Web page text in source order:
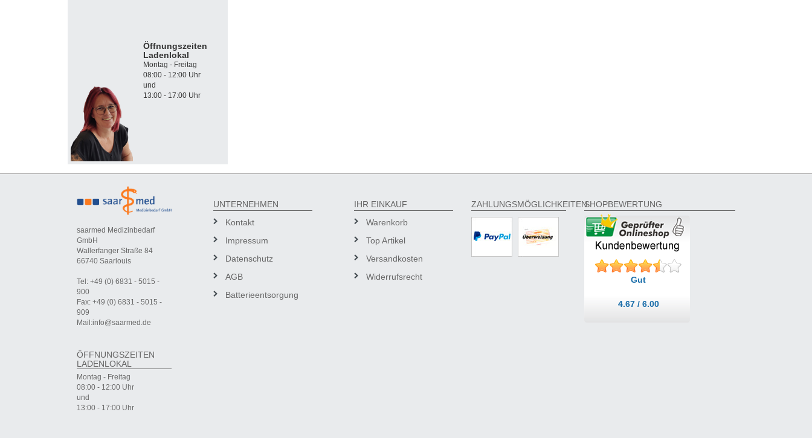
Öffnungszeiten
Ladenlokal
Montag - Freitag
08:00 - 12:00 Uhr
und
13:00 - 17:00 Uhr
saarmed Medizinbedarf
GmbH
Wallerfanger Straße 84
66740 Saarlouis
Tel: +49 (0) 6831 - 5015 -
900
Fax: +49 (0) 6831 - 5015 -
909
Mail:info@saarmed.de
ÖFFNUNGSZEITEN
LADENLOKAL
Montag - Freitag
08:00 - 12:00 Uhr
und
13:00 - 17:00 Uhr
UNTERNEHMEN
Kontakt
Impressum
Datenschutz
AGB
Batterieentsorgung
IHR EINKAUF
Warenkorb
Top Artikel
Versandkosten
Widerrufsrecht
ZAHLUNGSMÖGLICHKEITENSHOPBEWERTUNG
Gut
4.67 / 6.00